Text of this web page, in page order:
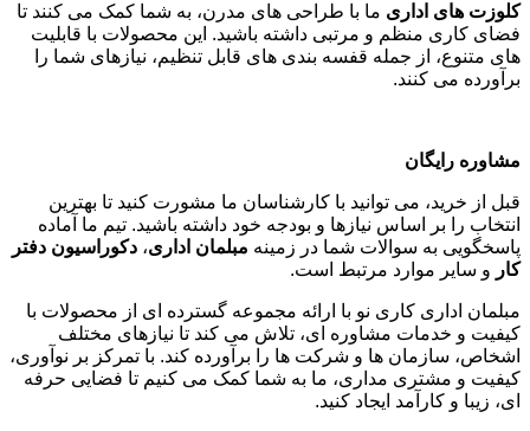
کلوزت های اداری ما با طراحی های مدرن، به شما کمک می کنند تا
فضای کاری منظم و مرتبی داشته باشید. این محصولات با قابلیت
های متنوع، از جمله قفسه بندی های قابل تنظیم، نیازهای شما را
برآورده می کنند.
مشاوره رایگان
قبل از خرید، می توانید با کارشناسان ما مشورت کنید تا بهترین
انتخاب را بر اساس نیازها و بودجه خود داشته باشید. تیم ما آماده
پاسخگویی به سوالات شما در زمینه مبلمان اداری، دکوراسیون دفتر
کار و سایر موارد مرتبط است.
مبلمان اداری کاری نو با ارائه مجموعه گسترده ای از محصولات با
کیفیت و خدمات مشاوره ای، تلاش می کند تا نیازهای مختلف
اشخاص، سازمان ها و شرکت ها را برآورده کند. با تمرکز بر نوآوری،
کیفیت و مشتری مداری، ما به شما کمک می کنیم تا فضایی حرفه
ای، زیبا و کارآمد ایجاد کنید.